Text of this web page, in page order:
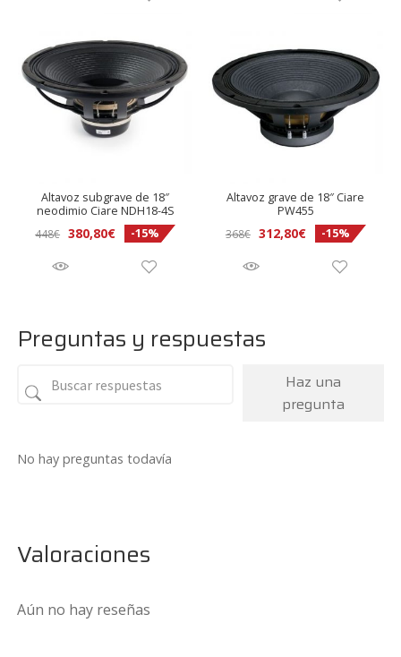
Altavoz subgrave de 18″
neodimio Ciare NDH18-4S
448€ 380,80€ -15%
Altavoz grave de 18″ Ciare
PW455
368€ 312,80€ -15%
Preguntas y respuestas
Haz una
pregunta
No hay preguntas todavía
Valoraciones
Aún no hay reseñas